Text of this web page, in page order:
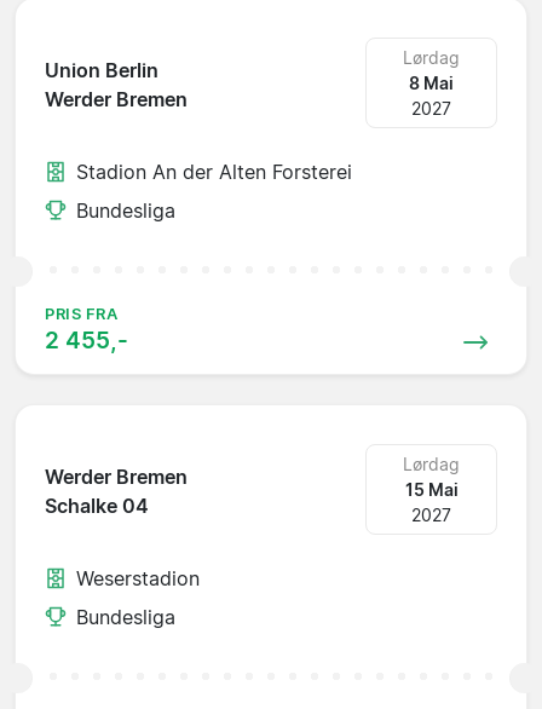
Union Berlin
Werder Bremen
Lørdag
8 Mai
2027
Stadion An der Alten Forsterei
Bundesliga
PRIS FRA
2 455,-
Werder Bremen
Schalke 04
Lørdag
15 Mai
2027
Weserstadion
Bundesliga